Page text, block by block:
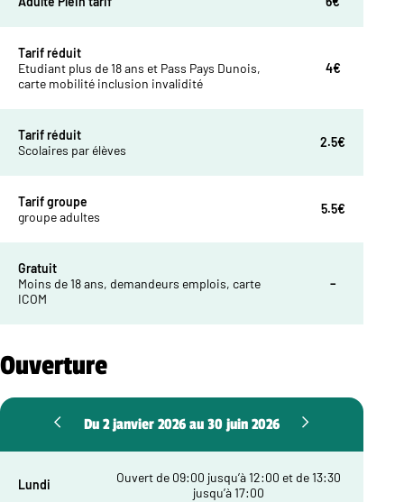
Tarif réduit
Etudiant plus de 18 ans et Pass Pays Dunois,
carte mobilité inclusion invalidité
4€
Tarif réduit
Scolaires par élèves
2.5€
Tarif groupe
groupe adultes
5.5€
Gratuit
Moins de 18 ans, demandeurs emplois, carte
ICOM
–
Ouverture
Du 2 janvier 2026 au 30 juin 2026
Lundi
Ouvert de 09:00 jusqu’à 12:00 et de 13:30
jusqu’à 17:00